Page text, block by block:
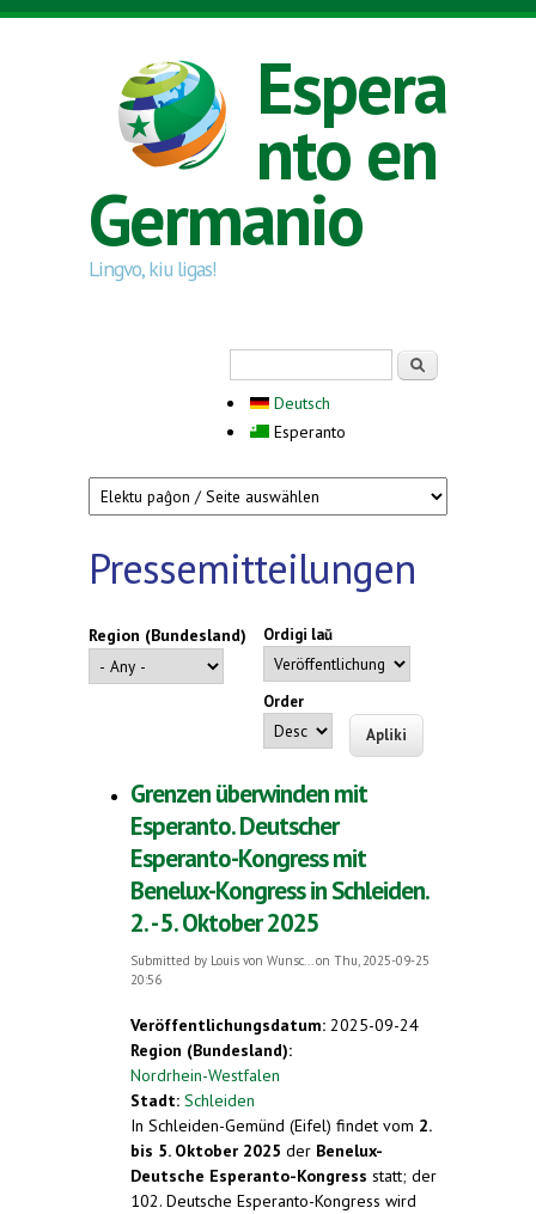
Skip to main content
Espera
nto en
Germanio
Lingvo, kiu ligas!
Deutsch
Esperanto
Pressemitteilungen
Region (Bundesland) Ordigi laŭ
Order
Grenzen überwinden mit
Esperanto. Deutscher
Esperanto-Kongress mit
Benelux-Kongress in Schleiden.
2. - 5. Oktober 2025
Submitted by Louis von Wunsc...on Thu, 2025-09-25
20:56
Veröffentlichungsdatum: 2025-09-24
Region (Bundesland):
Nordrhein-Westfalen
Stadt: Schleiden
In Schleiden-Gemünd (Eifel) findet vom 2.
bis 5. Oktober 2025 der Benelux-
Deutsche Esperanto-Kongress statt; der
102. Deutsche Esperanto-Kongress wird